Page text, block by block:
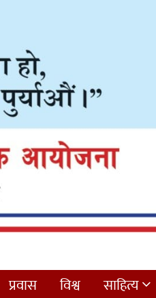
प्रवास विश्व साहित्य